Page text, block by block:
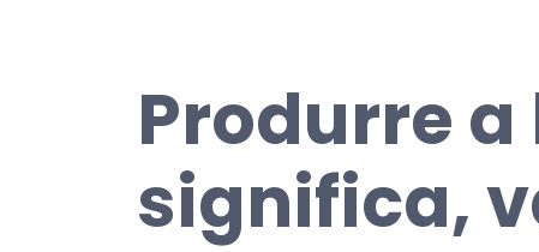
Produrre
significa,